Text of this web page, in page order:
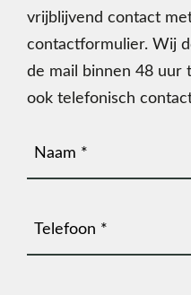
vrijblijvend contact
contactformulier. Wij
de mail binnen 48 uur
ook telefonisch
Naam (Vereist)
Telefoonnummer